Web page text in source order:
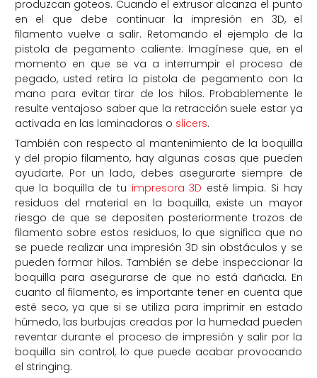
produzcan goteos. Cuando el extrusor alcanza el punto
en el que debe continuar la impresión en 3D, el
filamento vuelve a salir. Retomando el ejemplo de la
pistola de pegamento caliente: Imagínese que, en el
momento en que se va a interrumpir el proceso de
pegado, usted retira la pistola de pegamento con la
mano para evitar tirar de los hilos. Probablemente le
resulte ventajoso saber que la retracción suele estar ya
activada en las laminadoras o slicers.
También con respecto al mantenimiento de la boquilla
y del propio filamento, hay algunas cosas que pueden
ayudarte. Por un lado, debes asegurarte siempre de
que la boquilla de tu impresora 3D esté limpia. Si hay
residuos del material en la boquilla, existe un mayor
riesgo de que se depositen posteriormente trozos de
filamento sobre estos residuos, lo que significa que no
se puede realizar una impresión 3D sin obstáculos y se
pueden formar hilos. También se debe inspeccionar la
boquilla para asegurarse de que no está dañada. En
cuanto al filamento, es importante tener en cuenta que
esté seco, ya que si se utiliza para imprimir en estado
húmedo, las burbujas creadas por la humedad pueden
reventar durante el proceso de impresión y salir por la
boquilla sin control, lo que puede acabar provocando
el stringing.